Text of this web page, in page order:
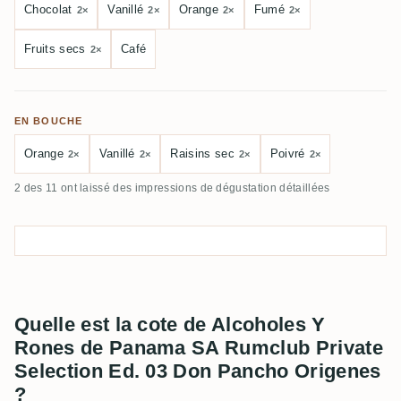
Chocolat 2× Vanillé 2× Orange 2× Fumé 2×
Fruits secs 2× Café
EN BOUCHE
Orange 2× Vanillé 2× Raisins sec 2× Poivré 2×
2 des 11 ont laissé des impressions de dégustation détaillées
Quelle est la cote de Alcoholes Y
Rones de Panama SA Rumclub Private
Selection Ed. 03 Don Pancho Origenes
?